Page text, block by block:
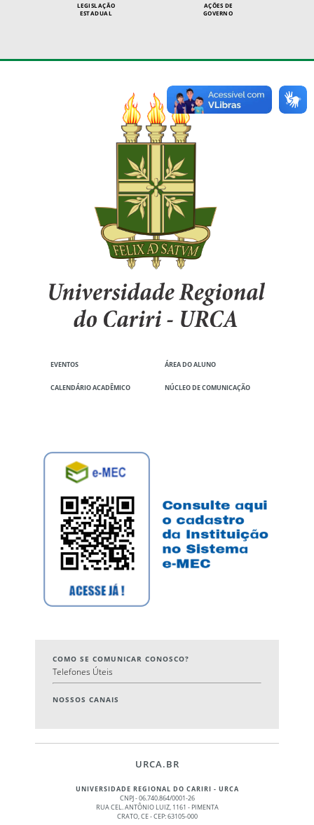
LEGISLAÇÃO
ESTADUAL
AÇÕES DE
GOVERNO
EVENTOS ÁREA DO ALUNO
CALENDÁRIO ACADÊMICO NÚCLEO DE COMUNICAÇÃO
COMO SE COMUNICAR CONOSCO?
Telefones Úteis
NOSSOS CANAIS
URCA.BR
UNIVERSIDADE REGIONAL DO CARIRI - URCA
CNPJ - 06.740.864/0001-26
RUA CEL. ANTÔNIO LUIZ, 1161 - PIMENTA
CRATO, CE - CEP: 63105-000